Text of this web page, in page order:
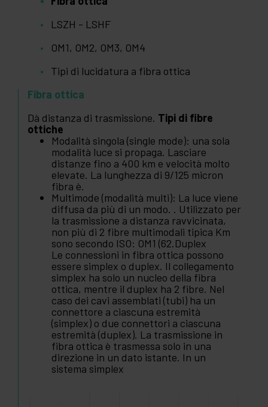
LSZH - LSHF
OM1, OM2, OM3, OM4
Tipi di lucidatura a fibra ottica
Fibra ottica
Dà distanza di trasmissione. Tipi di fibre
ottiche
Modalità singola (single mode): una sola
modalità luce si propaga. Lasciare
distanze fino a 400 km e velocità molto
elevate. La lunghezza di 9/125 micron
fibra è.
Multimode (modalità multi): La luce viene
diffusa da più di un modo. . Utilizzato per
la trasmissione a distanza ravvicinata,
non più di 2 fibre multimodali tipica Km
sono secondo ISO: OM1 (62.Duplex
Le connessioni in fibra ottica possono
essere simplex o duplex. Il collegamento
simplex ha solo un nucleo della fibra
ottica, mentre il duplex ha 2 fibre. Nel
caso dei cavi assemblati (tubi) ha un
connettore a ciascuna estremità
(simplex) o due connettori a ciascuna
estremità (duplex). La trasmissione in
fibra ottica è trasmessa solo in una
direzione in un dato istante. In un
sistema simplex